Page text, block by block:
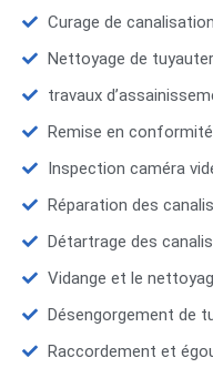
Curage de canalisation.
Nettoyage de
travaux
Remise en
Inspection caméra
Réparation des
Détartrage des
Vidange et le
Désengorgement de
Raccordement et